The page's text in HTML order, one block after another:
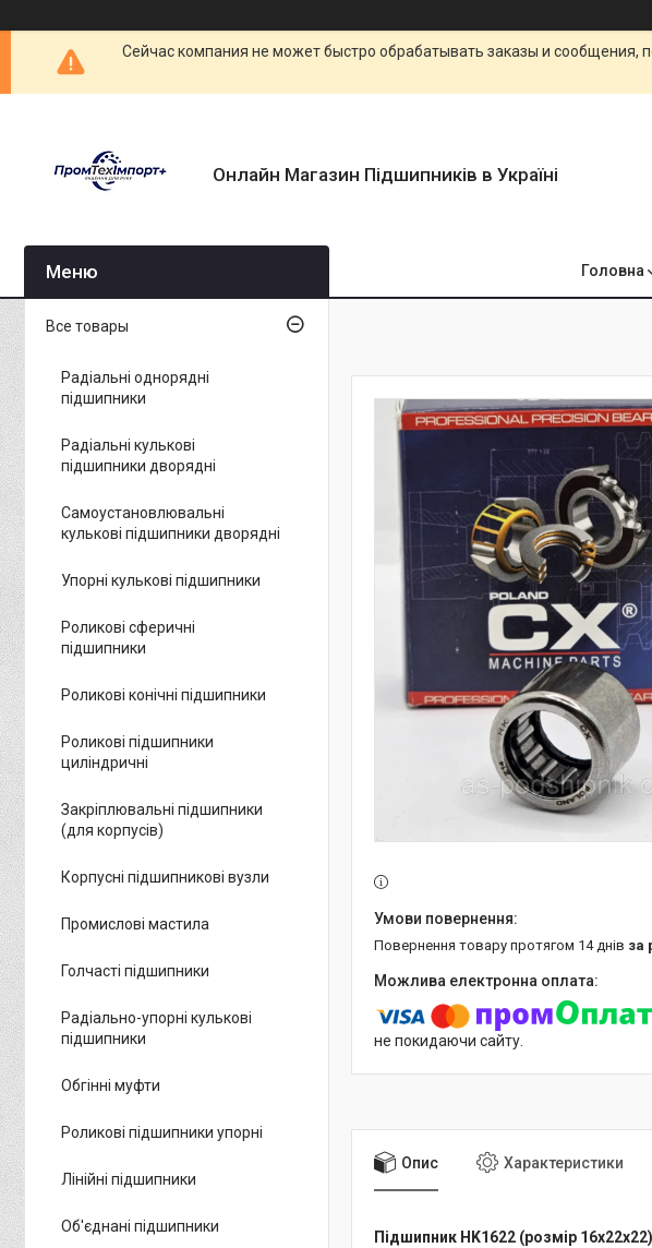
Сейчас компания не может быстро обрабатывать заказы и сообщения,
Онлайн Магазин Підшипників в Україні
Головна
повернення товару протягом 14 днів за
не покидаючи сайту.
Опис Характеристики
Підшипник HK1622 (розмір 16x22x22)
Все товары
Радіальні однорядні
підшипники
Радіальні кулькові
підшипники дворядні
Самоустановлювальні
кулькові підшипники дворядні
Упорні кулькові підшипники
Роликові сферичні
підшипники
Роликові конічні підшипники
Роликові підшипники
циліндричні
Закріплювальні підшипники
(для корпусів)
Корпусні підшипникові вузли
Промислові мастила
Голчасті підшипники
Радіально-упорні кулькові
підшипники
Обгінні муфти
Роликові підшипники упорні
Лінійні підшипники
Об'єднані підшипники